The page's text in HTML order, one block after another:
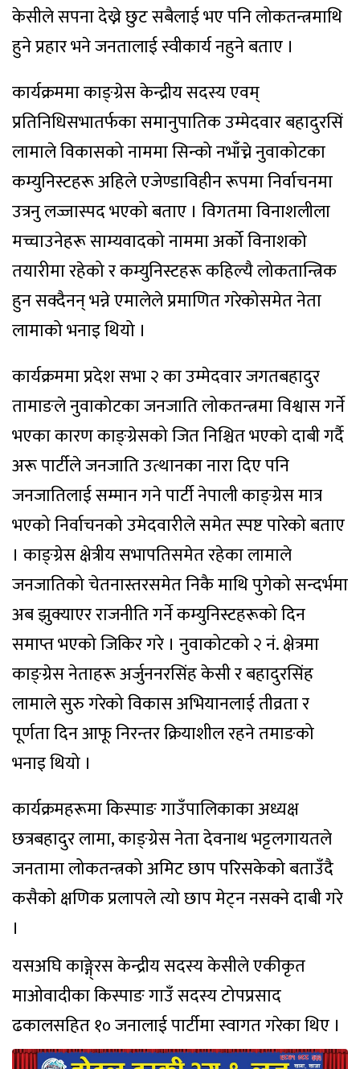
केसीले सपना देख्ने छुट सबैलाई भए पनि लोकतन्त्रमाथि
हुने प्रहार भने जनतालाई स्वीकार्य नहुने बताए ।
कार्यक्रममा काङ्ग्रेस केन्द्रीय सदस्य एवम्
प्रतिनिधिसभातर्फका समानुपातिक उम्मेदवार बहादुरसिं
लामाले विकासको नाममा सिन्को नभाँच्ने नुवाकोटका
कम्युनिस्टहरू अहिले एजेण्डाविहीन रूपमा निर्वाचनमा
उत्रनु लज्जास्पद भएको बताए । विगतमा विनाशलीला
मच्चाउनेहरू साम्यवादको नाममा अर्को विनाशको
तयारीमा रहेको र कम्युनिस्टहरू कहिल्यै लोकतान्त्रिक
हुन सक्दैनन् भन्ने एमालेले प्रमाणित गरेकोसमेत नेता
लामाको भनाइ थियो ।
कार्यक्रममा प्रदेश सभा २ का उम्मेदवार जगतबहादुर
तामाङले नुवाकोटका जनजाति लोकतन्त्रमा विश्वास गर्ने
भएका कारण काङ्ग्रेसको जित निश्चित भएको दाबी गर्दै
अरू पार्टीले जनजाति उत्थानका नारा दिए पनि
जनजातिलाई सम्मान गने पार्टी नेपाली काङ्ग्रेस मात्र
भएको निर्वाचनको उमेदवारीले समेत स्पष्ट पारेको बताए
। काङ्ग्रेस क्षेत्रीय सभापतिसमेत रहेका लामाले
जनजातिको चेतनास्तरसमेत निकै माथि पुगेको सन्दर्भमा
अब झुक्याएर राजनीति गर्ने कम्युनिस्टहरूको दिन
समाप्त भएको जिकिर गरे । नुवाकोटको २ नं. क्षेत्रमा
काङ्ग्रेस नेताहरू अर्जुननरसिंह केसी र बहादुरसिंह
लामाले सुरु गरेको विकास अभियानलाई तीव्रता र
पूर्णता दिन आफू निरन्तर क्रियाशील रहने तमाङको
भनाइ थियो ।
कार्यक्रमहरूमा किस्पाङ गाउँपालिकाका अध्यक्ष
छत्रबहादुर लामा, काङ्ग्रेस नेता देवनाथ भट्टलगायतले
जनतामा लोकतन्त्रको अमिट छाप परिसकेको बताउँदै
कसैको क्षणिक प्रलापले त्यो छाप मेट्न नसक्ने दाबी गरे
।
यसअघि काङ्गे्रस केन्द्रीय सदस्य केसीले एकीकृत
माओवादीका किस्पाङ गाउँ सदस्य टोपप्रसाद
ढकालसहित १० जनालाई पार्टीमा स्वागत गरेका थिए ।